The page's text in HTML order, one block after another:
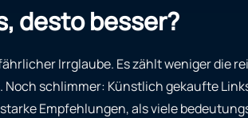
desto besser?
Irrglaube. Es zählt weniger die
schlimmer: Künstlich gekaufte
Empfehlungen, als viele